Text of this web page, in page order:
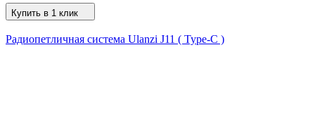
Купить в 1 клик
Радиопетличная система Ulanzi J11 ( Type-C )